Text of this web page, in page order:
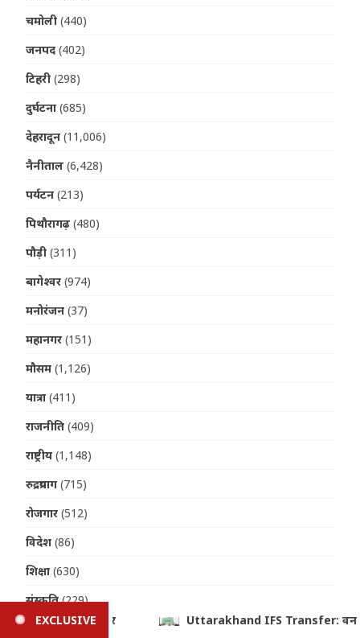
चमोली (440)
जनपद (402)
टिहरी (298)
दुर्घटना (685)
देहरादून (11,006)
नैनीताल (6,428)
पर्यटन (213)
पिथौरागढ़ (480)
पौड़ी (311)
बागेश्वर (974)
मनोरंजन (37)
महानगर (151)
मौसम (1,126)
यात्रा (411)
राजनीति (409)
राष्ट्रीय (1,148)
रुद्रप्रयाग (715)
रोजगार (512)
विदेश (86)
शिक्षा (630)
संस्कृति(229)
स्वास्थ्य(1,367)
EXCLUSIVE
IFS Transfer: वन विभाग में बड़ा प्रशासनिक फेरबदल, 19 अधिकारियों के